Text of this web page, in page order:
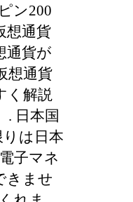
ン200
想通貨
通貨が
想通貨
く解説
. 日本国
は日本
子マネ
きませ